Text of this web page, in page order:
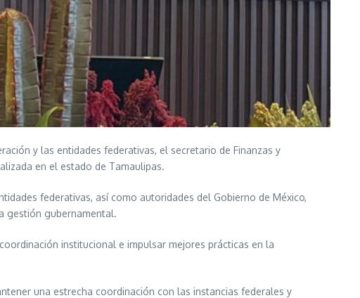
y las entidades federativas, el secretario de Finanzas y
en el estado de Tamaulipas.
federativas, así como autoridades del Gobierno de México,
gestión gubernamental.
institucional e impulsar mejores prácticas en la
una estrecha coordinación con las instancias federales y